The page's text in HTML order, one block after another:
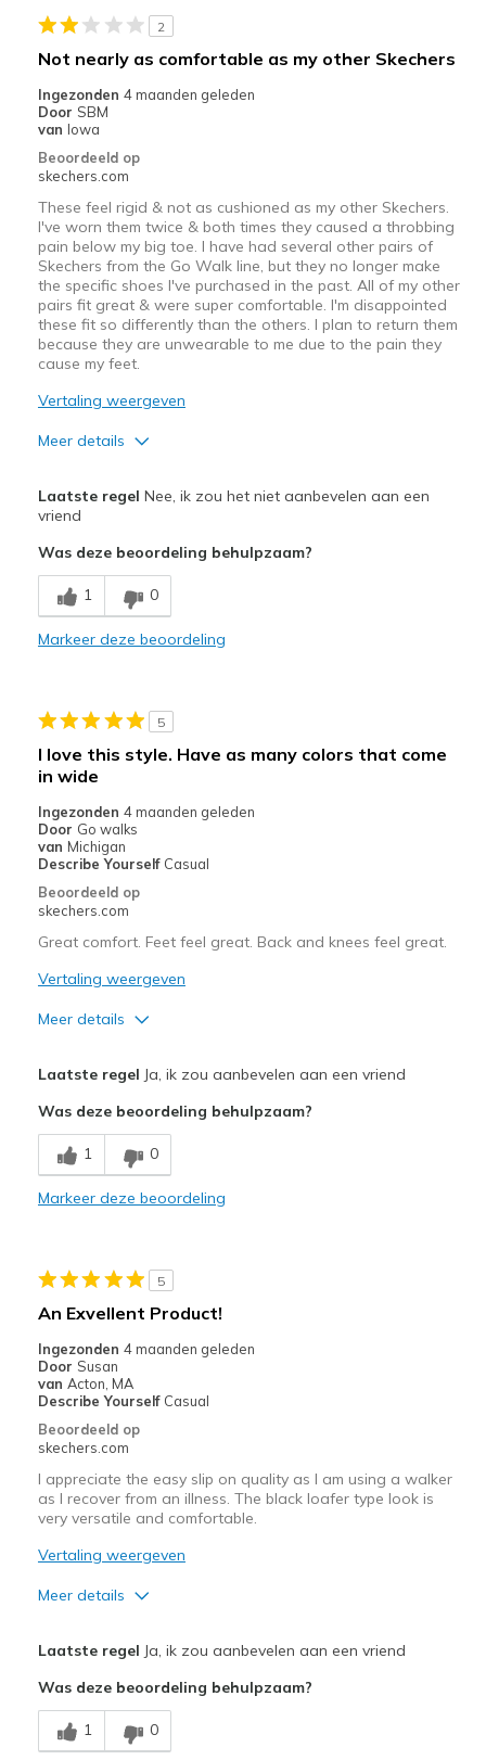
Going Out
Travel
Width
View On Shoes
Shoes are for Wearing
2
Not nearly as comfortable as my other Skechers
Ingezonden 4 maanden geleden
Door SBM
van Iowa
Beoordeeld op
skechers.com
These feel rigid & not as cushioned as my other Skechers.
I've worn them twice & both times they caused a throbbing
pain below my big toe. I have had several other pairs of
Skechers from the Go Walk line, but they no longer make
the specific shoes I've purchased in the past. All of my other
pairs fit great & were super comfortable. I'm disappointed
these fit so differently than the others. I plan to return them
because they are unwearable to me due to the pain they
cause my feet.
Vertaling weergeven
Meer details
Poor Cushioning
Tighter fit
Width
Laatste regel Nee, ik zou het niet aanbevelen aan een
vriend
Was deze beoordeling behulpzaam?
1 0
Markeer deze beoordeling
5
I love this style. Have as many colors that come
in wide
Ingezonden 4 maanden geleden
Door Go walks
van Michigan
Describe Yourself Casual
Beoordeeld op
skechers.com
Great comfort. Feet feel great. Back and knees feel great.
Vertaling weergeven
Meer details
Comfortable
Durable
Travel
Width
Feels true to width
Sizing
View On Shoes
I'm Into Shoes
Laatste regel Ja, ik zou aanbevelen aan een vriend
Was deze beoordeling behulpzaam?
1 0
Markeer deze beoordeling
5
An Exvellent Product!
Ingezonden 4 maanden geleden
Door Susan
van Acton, MA
Describe Yourself Casual
Beoordeeld op
skechers.com
I appreciate the easy slip on quality as I am using a walker
as I recover from an illness. The black loafer type look is
very versatile and comfortable.
Vertaling weergeven
Meer details
Comfortable
Durable
Laatste regel Ja, ik zou aanbevelen aan een vriend
Was deze beoordeling behulpzaam?
1 0